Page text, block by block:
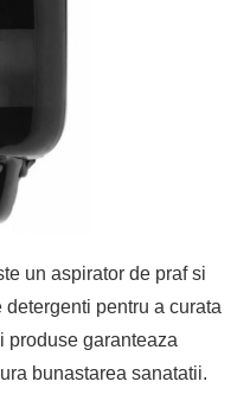
un aspirator de praf si
pentru a curata
produse garanteaza
bunastarea sanatatii.